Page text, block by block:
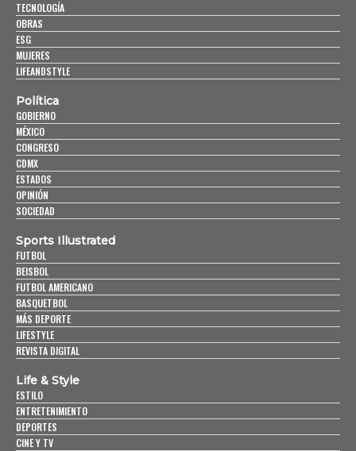
TECNOLOGÍA
OBRAS
ESG
MUJERES
LIFEANDSTYLE
Política
GOBIERNO
MÉXICO
CONGRESO
CDMX
ESTADOS
OPINIÓN
SOCIEDAD
Sports Illustrated
FUTBOL
BEISBOL
FUTBOL AMERICANO
BASQUETBOL
MÁS DEPORTE
LIFESTYLE
REVISTA DIGITAL
Life & Style
ESTILO
ENTRETENIMIENTO
DEPORTES
CINE Y TV